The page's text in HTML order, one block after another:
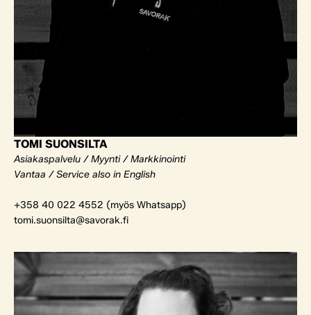
TOMI SUONSILTA
Asiakaspalvelu / Myynti / Markkinointi
Vantaa / Service also in English
+358 40 022 4552 (myös Whatsapp)
tomi.suonsilta@savorak.fi